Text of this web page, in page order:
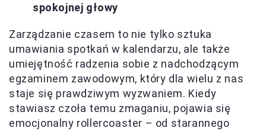
spokojnej głowy
Zarządzanie czasem to nie tylko sztuka
umawiania spotkań w kalendarzu, ale także
umiejętność radzenia sobie z nadchodzącym
egzaminem zawodowym, który dla wielu z nas
staje się prawdziwym wyzwaniem. Kiedy
stawiasz czoła temu zmaganiu, pojawia się
emocjonalny rollercoaster – od starannego